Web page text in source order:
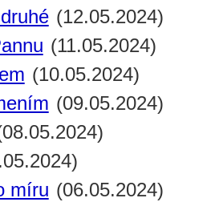
(12.05.2024)
(11.05.2024)
(10.05.2024)
(09.05.2024)
míru (06.05.2024)